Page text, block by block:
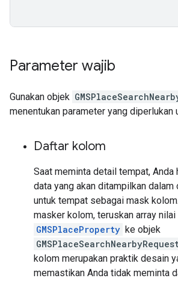
Parameter wajib
Gunakan objek
menentukan parameter yang diperlukan
Daftar kolom
Saat meminta detail tempat, Anda
data yang akan ditampilkan dalam
untuk tempat sebagai mask
masker kolom, teruskan array nilai
GMSPlaceProperty ke objek
kolom merupakan praktik desain
memastikan Anda tidak meminta